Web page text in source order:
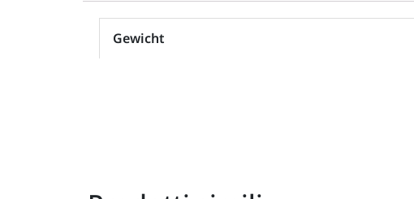
Gewicht